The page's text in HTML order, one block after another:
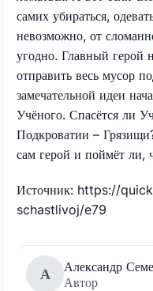
самих убираться,
невозможно, от
угодно. Главный герой
отправить весь мусор
замечательной идеи
Учёного. Спасётся ли
Подкроватии –
сам герой и поймёт ли,
Источник: https://
schastlivoj/e79
А
Александр
Автор